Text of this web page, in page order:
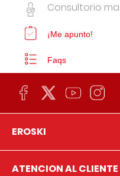
Consultorio
¡Me apunto!
Faqs
EROSKI
ATENCION AL CLIENTE